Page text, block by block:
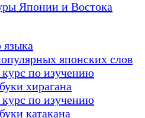
Японии и Востока
языка
японских слов
по изучению
хирагана
по изучению
катакана